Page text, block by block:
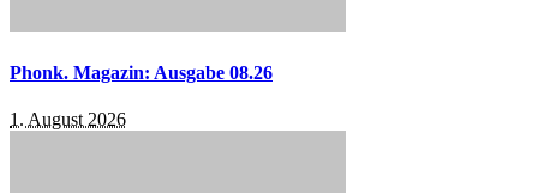
Phonk. Magazin: Ausgabe 08.26
1. August 2026